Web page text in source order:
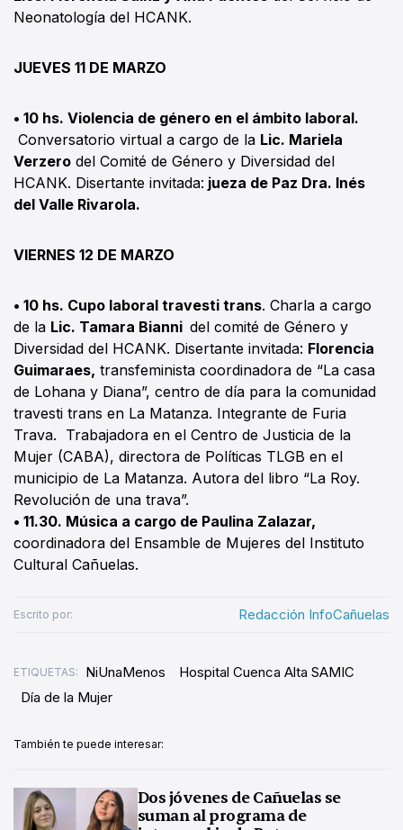
Neonatología del HCANK.
JUEVES 11 DE MARZO
• 10 hs. Violencia de género en el ámbito laboral.
Conversatorio virtual a cargo de la Lic. Mariela
Verzero del Comité de Género y Diversidad del
HCANK. Disertante invitada: jueza de Paz Dra. Inés
del Valle Rivarola.
VIERNES 12 DE MARZO
• 10 hs. Cupo laboral travesti trans. Charla a cargo
de la Lic. Tamara Bianni del comité de Género y
Diversidad del HCANK. Disertante invitada: Florencia
Guimaraes, transfeminista coordinadora de “La casa
de Lohana y Diana”, centro de día para la comunidad
travesti trans en La Matanza. Integrante de Furia
Trava. Trabajadora en el Centro de Justicia de la
Mujer (CABA), directora de Políticas TLGB en el
municipio de La Matanza. Autora del libro “La Roy.
Revolución de una trava”.
• 11.30. Música a cargo de Paulina Zalazar,
coordinadora del Ensamble de Mujeres del Instituto
Cultural Cañuelas.
Escrito por: Redacción InfoCañuelas
ETIQUETAS: NiUnaMenos
Hospital Cuenca Alta SAMIC
Día de la Mujer
También te puede interesar:
Dos jóvenes de Cañuelas se
suman al programa de